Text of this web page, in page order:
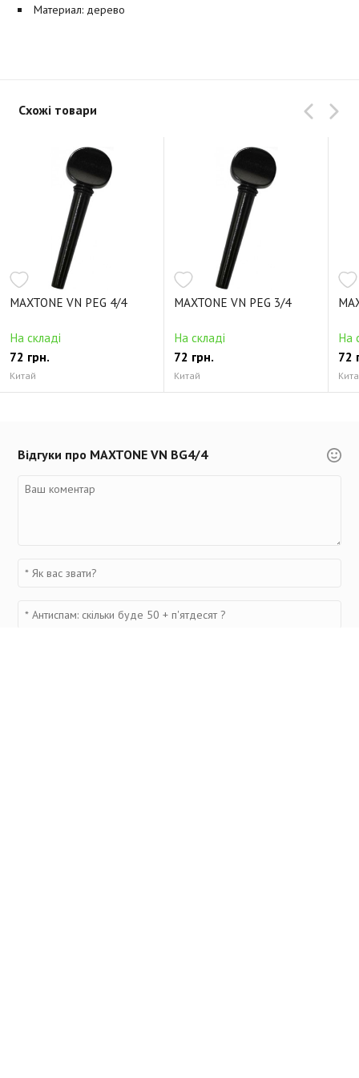
Материал: дерево
Схожі товари
MAXTONE VN PEG 4/4
На складі
72 грн.
Китай
MAXTONE VN PEG 3/4
На складі
72 грн.
Китай
На
72
Відгуки про MAXTONE VN BG4/4